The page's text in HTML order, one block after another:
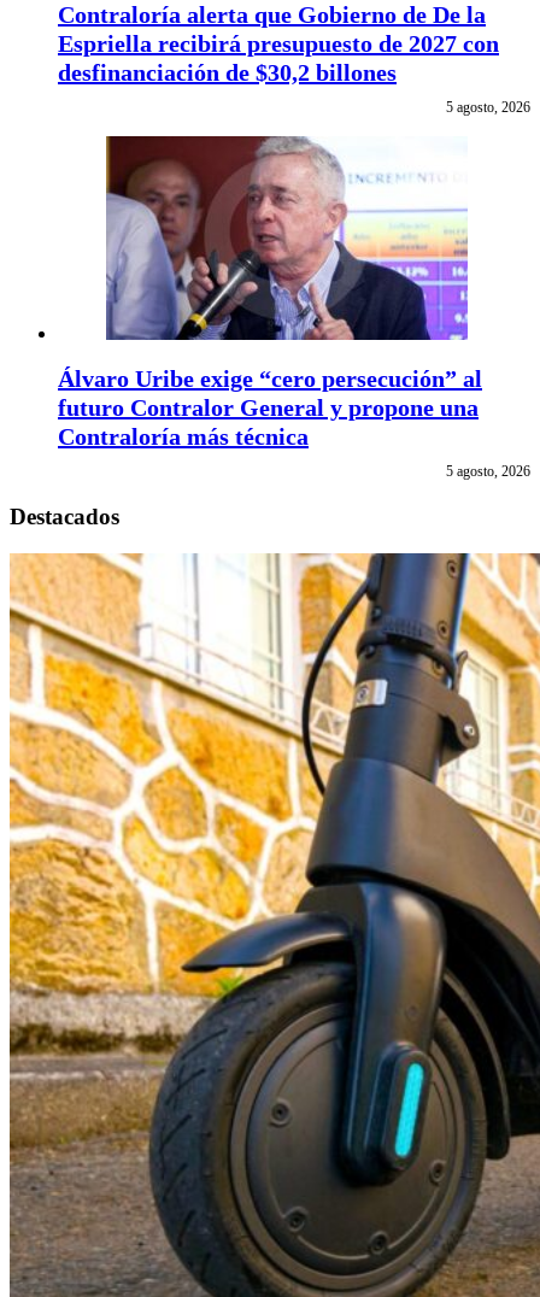
Contraloría alerta que Gobierno de De la
Espriella recibirá presupuesto de 2027 con
desfinanciación de $30,2 billones
5 agosto, 2026
Álvaro Uribe exige “cero persecución” al
futuro Contralor General y propone una
Contraloría más técnica
5 agosto, 2026
Destacados